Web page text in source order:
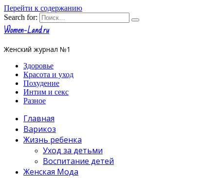
Перейти к содержанию
Search for:
Women-Land.ru
Женский журнал №1
Здоровье
Красота и уход
Похудение
Интим и секс
Разное
Главная
Варикоз
Жизнь ребенка
Уход за детьми
Воспитание детей
Женская Мода